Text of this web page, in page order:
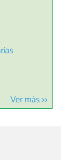
Ver más >>